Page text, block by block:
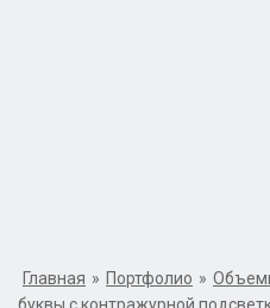
Главная » Портфолио »
буквы с контражурной